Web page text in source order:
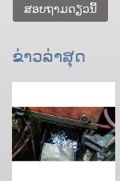
ສອບຖາມດຽວນີ້
ຂ່າວ​ລ່າ​ສຸດ